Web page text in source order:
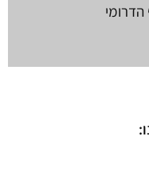
הדרומי